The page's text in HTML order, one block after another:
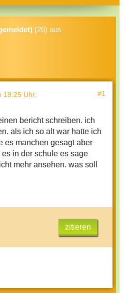
(26) aus
19:25 Uhr: #1
bericht schreiben. ich
als ich so alt war hatte ich
es manchen gesagt aber
in der schule es sage
mehr ansehen. was soll
zitieren